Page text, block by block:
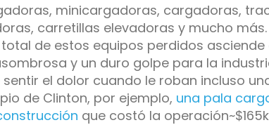
minicargadoras, cargadoras,
carretillas elevadoras y mucho más.
de estos equipos perdidos asciende
y un duro golpe para la
el dolor cuando le roban incluso
de Clinton, por ejemplo, una pala
que costó la